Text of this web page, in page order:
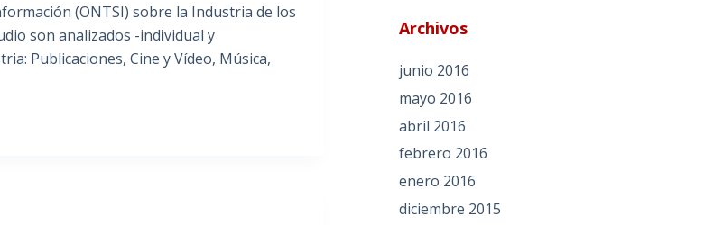
(ONTSI) sobre la Industria de los
son analizados -individual y
Publicaciones, Cine y Vídeo, Música,
Archivos
junio 2016
mayo 2016
abril 2016
febrero 2016
enero 2016
diciembre 2015